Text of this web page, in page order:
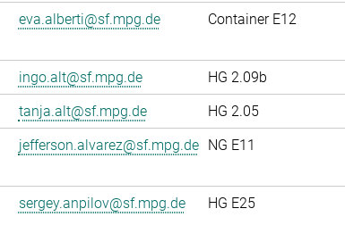
eva.alberti@sf.mpg.de Container E12
ingo.alt@sf.mpg.de HG 2.09b
tanja.alt@sf.mpg.de
HG 2.05
jefferson.alvarez@sf.mpg.de NG E11
sergey.anpilov@sf.mpg.de HG E25